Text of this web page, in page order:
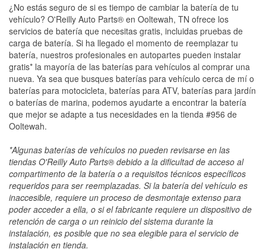
¿No estás seguro de si es tiempo de cambiar la batería de tu
vehículo? O'Reilly Auto Parts® en Ooltewah, TN ofrece los
servicios de batería que necesitas gratis, incluidas pruebas de
carga de batería. Si ha llegado el momento de reemplazar tu
batería, nuestros profesionales en autopartes pueden instalar
gratis* la mayoría de las baterías para vehículos al comprar una
nueva. Ya sea que busques baterías para vehículo cerca de mí o
baterías para motocicleta, baterías para ATV, baterías para jardín
o baterías de marina, podemos ayudarte a encontrar la batería
que mejor se adapte a tus necesidades en la tienda #956 de
Ooltewah.
*Algunas baterías de vehículos no pueden revisarse en las
tiendas O'Reilly Auto Parts® debido a la dificultad de acceso al
compartimento de la batería o a requisitos técnicos específicos
requeridos para ser reemplazadas. Si la batería del vehículo es
inaccesible, requiere un proceso de desmontaje extenso para
poder acceder a ella, o si el fabricante requiere un dispositivo de
retención de carga o un reinicio del sistema durante la
instalación, es posible que no sea elegible para el servicio de
instalación en tienda.